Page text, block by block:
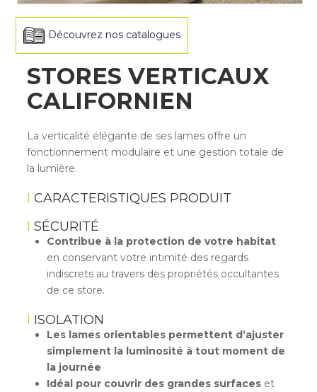
Découvrez nos catalogues
STORES VERTICAUX
CALIFORNIEN
La verticalité élégante de ses lames offre un
fonctionnement modulaire et une gestion totale de
la lumière.
CARACTERISTIQUES PRODUIT
SÉCURITÉ
Contribue à la protection de votre habitat
en conservant votre intimité des regards
indiscrets au travers des propriétés occultantes
de ce store.
ISOLATION
Les lames orientables permettent d’ajuster
simplement la luminosité à tout moment de
la journée
Idéal pour couvrir des grandes surfaces et